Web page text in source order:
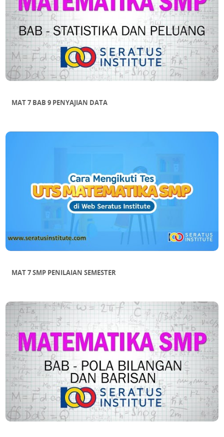
MAT 7 BAB 9 PENYAJIAN DATA
MAT 7 SMP PENILAIAN SEMESTER